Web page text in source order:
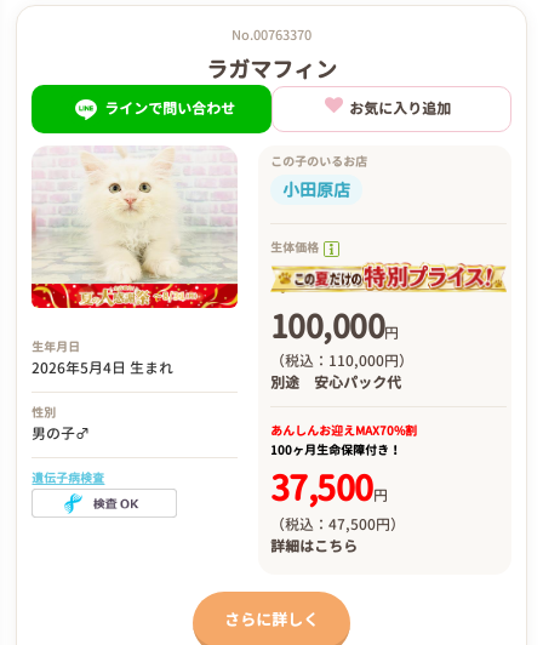
No.00763370
ラガマフィン
ラインで問い合わせ お気に入り追加
生年月日
2026年5月4日 生まれ
性別
男の子♂
遺伝子病検査
この子のいるお店
小田原店
生体価格
100,000円
（税込：110,000円）
別途 安心パック代
あんしんお迎えMAX70%割
100ヶ月生命保障付き！
37,500円
（税込：47,500円）
詳細はこちら
さらに詳しく